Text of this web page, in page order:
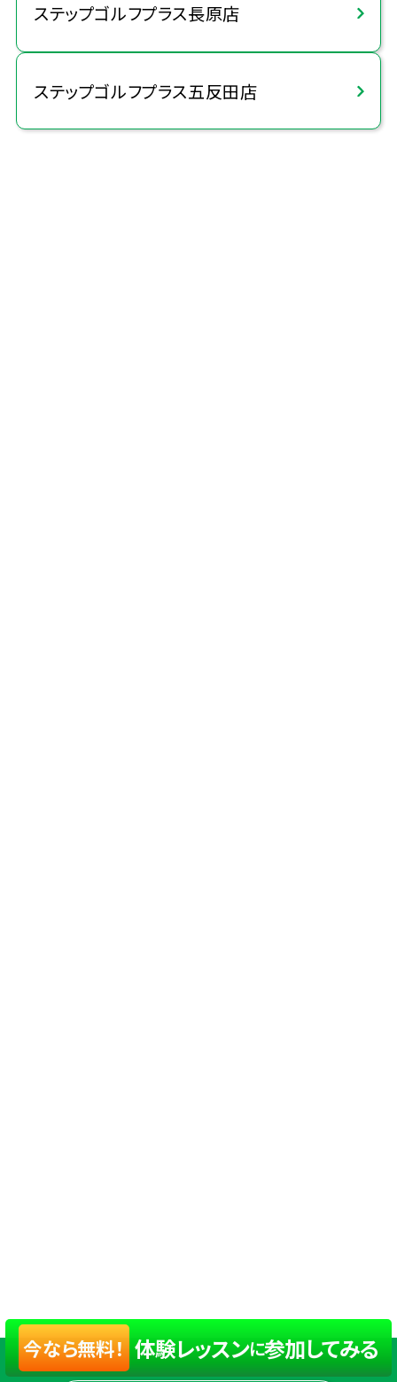
今なら無料！ 体験レッスンに参加してみる
ステップゴルフプラス長原店
ステップゴルフプラス五反田店